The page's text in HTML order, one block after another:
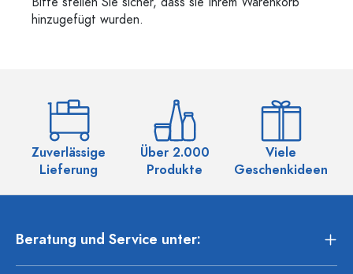
hinzugefügt wurden.
Zuverlässige
Lieferung
Über 2.000
Produkte
Viele
Geschenkideen
Beratung und Service unter: